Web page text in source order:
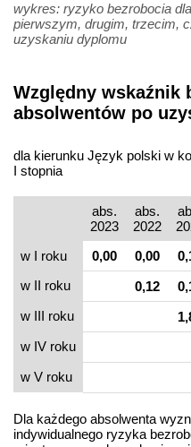
wykres: ryzyko bezrobocia
pierwszym, drugim, trzecim,
uzyskaniu dyplomu
Względny wskaźnik
absolwentów po
dla kierunku Język polski w
I stopnia
abs.
2023
abs.
2022
w I roku
0,00 0,00
w II roku
0,12
w III roku
w IV roku
w V roku
Dla każdego absolwenta
indywidualnego ryzyka